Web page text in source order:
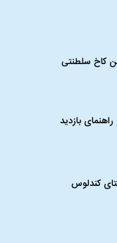
کاخ سلطنتی
بازدید
کندلوس